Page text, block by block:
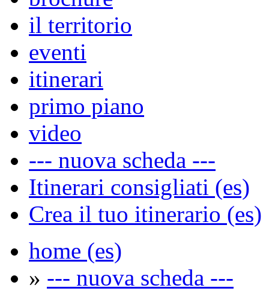
il territorio
eventi
itinerari
primo piano
video
--- nuova scheda ---
Itinerari consigliati (es)
Crea il tuo itinerario (es)
home (es)
» --- nuova scheda ---